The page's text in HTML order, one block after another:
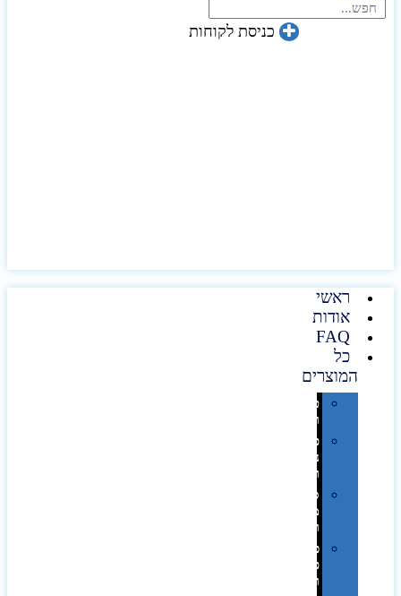
כניסת לקוחות
ראשי
אודות
FAQ
כל
המוצרים
טכנולוגיה
וגאדג'טים
פנאי,
נופש
ונסיעות
סביבת
משרד
ופרימיום
כלים,
פנסים
ורכב